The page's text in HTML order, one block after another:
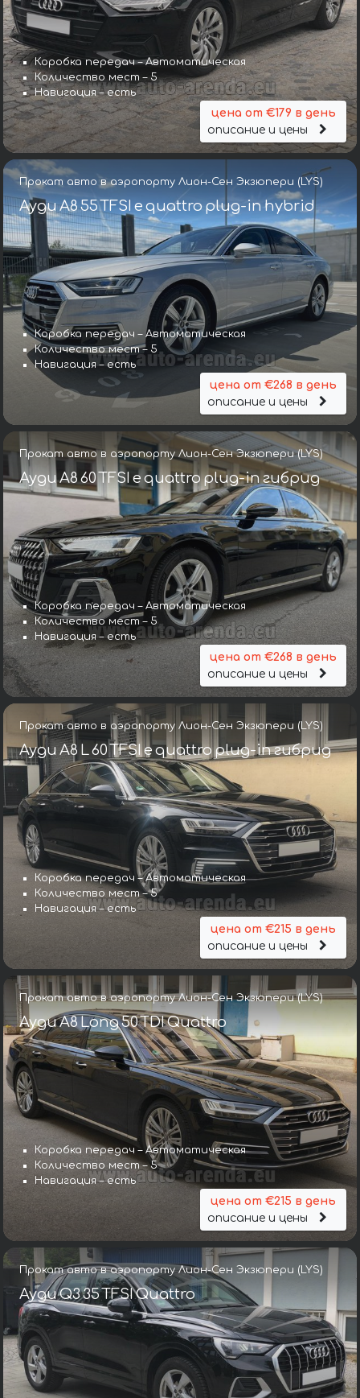
Коробка передач – Автоматическая
Количество мест – 5
Навигация – есть
цена от €179 в день
описание и цены
Прокат авто в аэропорту Лион-Сен Экзюпери (LYS)
Ауди A8 55 TFSI e quattro plug-in hybrid
Коробка передач – Автоматическая
Количество мест – 5
Навигация – есть
цена от €268 в день
описание и цены
Прокат авто в аэропорту Лион-Сен Экзюпери (LYS)
Ауди A8 60 TFSI e quattro plug-in гибрид
Коробка передач – Автоматическая
Количество мест – 5
Навигация – есть
цена от €268 в день
описание и цены
Прокат авто в аэропорту Лион-Сен Экзюпери (LYS)
Ауди A8 L 60 TFSI e quattro plug-in гибрид
Коробка передач – Автоматическая
Количество мест – 5
Навигация – есть
цена от €215 в день
описание и цены
Прокат авто в аэропорту Лион-Сен Экзюпери (LYS)
Ауди A8 Long 50 TDI Quattro
Коробка передач – Автоматическая
Количество мест – 5
Навигация – есть
цена от €215 в день
описание и цены
Прокат авто в аэропорту Лион-Сен Экзюпери (LYS)
Ауди Q3 35 TFSI Quattro